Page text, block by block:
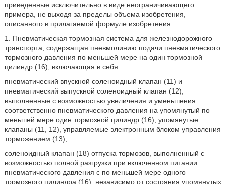
приведенные исключительно в виде неограничивающего
примера, не выходя за пределы объема изобретения,
описанного в прилагаемой формуле изобретения.
1. Пневматическая тормозная система для железнодорожного
транспорта, содержащая пневмолинию подачи пневматического
тормозного давления по меньшей мере на один тормозной
цилиндр (16), включающая в себя
пневматический впускной соленоидный клапан (11) и
пневматический выпускной соленоидный клапан (12),
выполненные с возможностью увеличения и уменьшения
соответственно пневматического давления на упомянутый по
меньшей мере один тормозной цилиндр (16), упомянутые
клапаны (11, 12), управляемые электронным блоком управления
торможением (13);
соленоидный клапан (18) отпуска тормозов, выполненный с
возможностью полной разгрузки при включенном питании
пневматического давления с по меньшей мере одного
тормозного цилиндра (16), независимо от состояния упомянутых